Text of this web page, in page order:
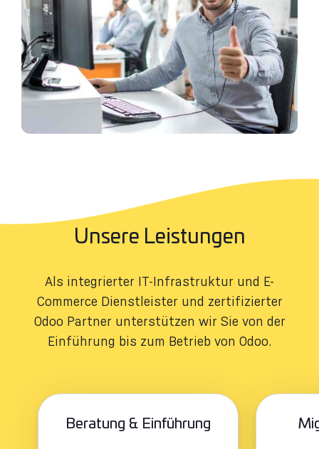
Unsere Leistungen
Als integrierter IT-Infrastruktur und E-
Commerce Dienstleister und zertifizierter
Odoo Partner unterstützen wir Sie von der
Einführung bis zum Betrieb von Odoo.
Beratung & Einführung